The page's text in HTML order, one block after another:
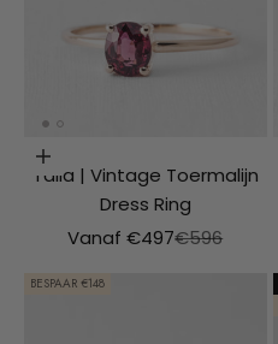
Opties kiezen
Talia | Vintage Toermalijn
Dress Ring
Aanbiedingsprijs
Vanaf €497Normale prijs
€596
BESPAAR €148